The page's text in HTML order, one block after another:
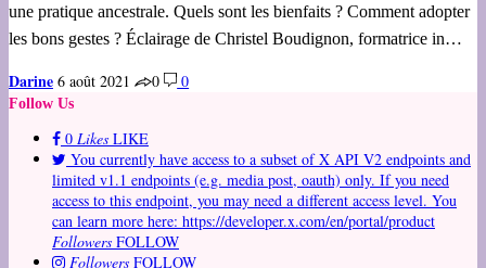
une pratique ancestrale. Quels sont les bienfaits ? Comment adopter
les bons gestes ? Éclairage de Christel Boudignon, formatrice in…
Darine 6 août 2021 0 0
Follow Us
0 Likes LIKE
You currently have access to a subset of X API V2 endpoints and
limited v1.1 endpoints (e.g. media post, oauth) only. If you need
access to this endpoint, you may need a different access level. You
can learn more here: https://developer.x.com/en/portal/product
Followers FOLLOW
Followers FOLLOW